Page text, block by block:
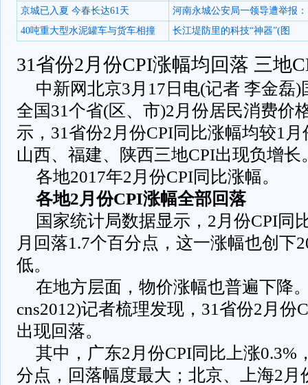
京城已入夏 今春长达61天
河南永城公安局一领导遭举报：
40吨重大型水泥罐车与货车相撞
长江堤防里的科技“神器”(图
31省份2月份CPI涨幅均回落 三地
中新网北京3月17日电(记者 李金磊
全国31个省(区、市)2月份居民消费价
示，31省份2月份CPI同比涨幅均较1
山西、福建、陕西三地CPI出现负增长
各地2017年2月份CPI同比涨幅。
各地2月份CPI涨幅全部回落
国家统计局数据显示，2月份CPI同
月回落1.7个百分点，这一涨幅也创下
低。
在地方层面，物价涨幅也普遍下降
cns2012)记者梳理发现，31省份2月份
出现回落。
其中，广东2月份CPI同比上涨0.3%
分点，回落幅度最大；北京、上海2月